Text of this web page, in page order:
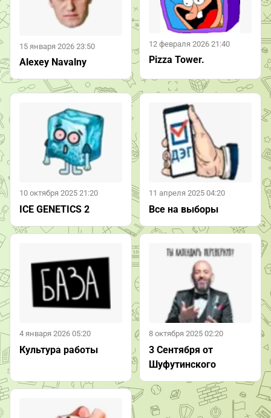
15 января 2026 23:50
Alexey Navalny
12 февраля 2026 21:40
Pizza Tower.
10 октября 2025 21:20
ICE GENETICS 2
11 апреля 2025 04:20
Все на выборы
4 января 2026 05:20
Культура работы
8 октября 2025 02:20
3 Сентября от
Шуфутинского